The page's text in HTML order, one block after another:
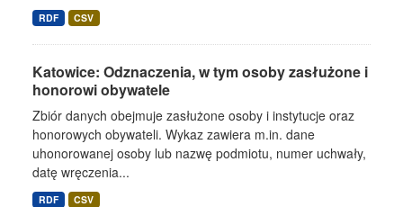
RDF CSV
Katowice: Odznaczenia, w tym osoby zasłużone i
honorowi obywatele
Zbiór danych obejmuje zasłużone osoby i instytucje oraz
honorowych obywateli. Wykaz zawiera m.in. dane
uhonorowanej osoby lub nazwę podmiotu, numer uchwały,
datę wręczenia...
RDF CSV